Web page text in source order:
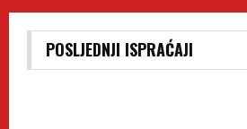
POSLJEDNJI ISPRAĆAJI